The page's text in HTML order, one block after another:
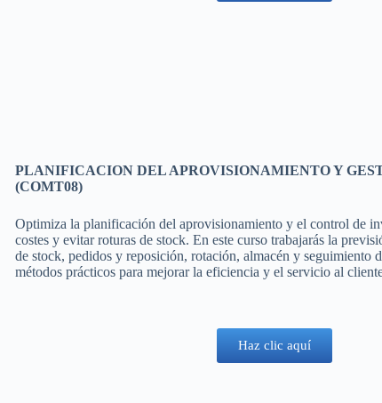
PLANIFICACION DEL APROVISIONAMIENTO Y
(COMT08)
Optimiza la planificación del aprovisionamiento y el control de
costes y evitar roturas de stock. En este curso trabajarás la
de stock, pedidos y reposición, rotación, almacén y seguimiento
métodos prácticos para mejorar la eficiencia y el servicio al
Haz clic aquí